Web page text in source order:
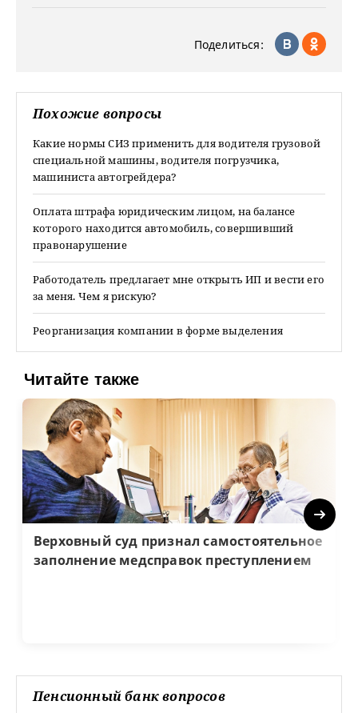
Поделиться:
Похожие вопросы
Какие нормы СИЗ применить для водителя грузовой
специальной машины, водителя погрузчика,
машиниста автогрейдера?
Оплата штрафа юридическим лицом, на балансе
которого находится автомобиль, совершивший
правонарушение
Работодатель предлагает мне открыть ИП и вести его
за меня. Чем я рискую?
Реорганизация компании в форме выделения
Читайте также
Верховный суд признал самостоятельное
заполнение медсправок преступлением
Next
Пенсионный банк вопросов